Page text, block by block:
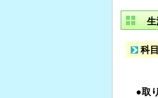
生
科
●取